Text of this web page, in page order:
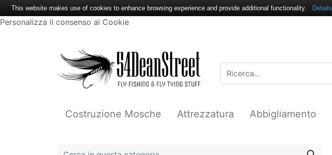
Personalizza il consenso ai Cookie
Costruzione Mosche Attrezzatura Abbigliamento
This website makes use of cookies to enhance browsing experience and provide additional functionality. Details